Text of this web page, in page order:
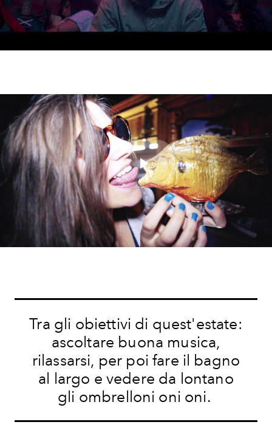
Video
Play
Video
Tra gli obiettivi di quest'estate:
ascoltare buona musica,
rilassarsi, per poi fare il bagno
al largo e vedere da lontano
gli ombrelloni oni oni.